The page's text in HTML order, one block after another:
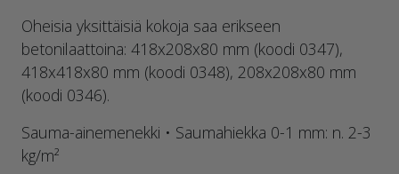
Oheisia yksittäisiä kokoja saa erikseen
betonilaattoina: 418x208x80 mm (koodi 0347),
418x418x80 mm (koodi 0348), 208x208x80 mm
(koodi 0346).
Sauma-ainemenekki • Saumahiekka 0-1 mm: n. 2-3
kg/m²